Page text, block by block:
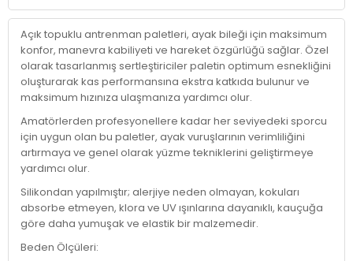
Açık topuklu antrenman paletleri, ayak bileği için maksimum
konfor, manevra kabiliyeti ve hareket özgürlüğü sağlar. Özel
olarak tasarlanmış sertleştiriciler paletin optimum esnekliğini
oluşturarak kas performansına ekstra katkıda bulunur ve
maksimum hızınıza ulaşmanıza yardımcı olur.
Amatörlerden profesyonellere kadar her seviyedeki sporcu
için uygun olan bu paletler, ayak vuruşlarının verimliliğini
artırmaya ve genel olarak yüzme tekniklerini geliştirmeye
yardımcı olur.
Silikondan yapılmıştır; alerjiye neden olmayan, kokuları
absorbe etmeyen, klora ve UV ışınlarına dayanıklı, kauçuğa
göre daha yumuşak ve elastik bir malzemedir.
Beden Ölçüleri: